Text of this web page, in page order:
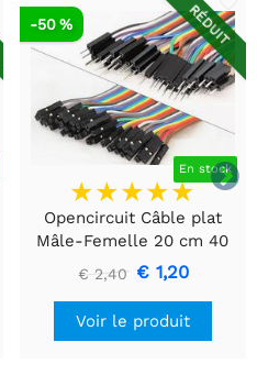

RÉDUIT
En stock
-50 %
Opencircuit Câble plat
Mâle-Femelle 20 cm 40
pièces
€ 2,40 € 1,20
Voir le produit